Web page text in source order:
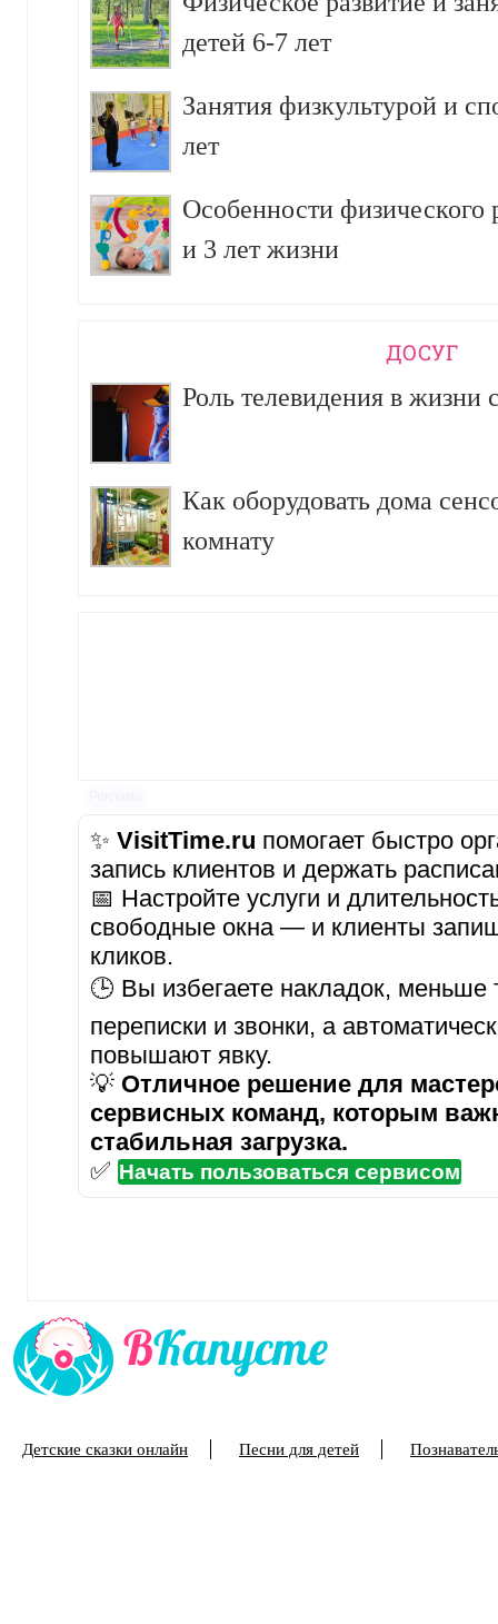
детей 6-7 лет
Занятия физкультурой и
лет
Особенности физического
и 3 лет жизни
ДОСУГ
Роль телевидения в жизни
Как оборудовать дома
комнату
✨ VisitTime.ru помогает быстро
запись клиентов и держать
📅 Настройте услуги и
свободные окна — и клиенты
кликов.
🕒 Вы избегаете накладок, меньше
переписки и звонки, а
повышают явку.
💡 Отличное решение для
сервисных команд, которым
стабильная загрузка.
✅ Начать пользоваться сервисом
Детские сказки онлайн Песни для детей